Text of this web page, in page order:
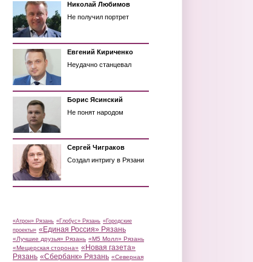
Николай Любимов
Не получил портрет
Евгений Кириченко
Неудачно станцевал
Борис Ясинский
Не понят народом
Сергей Чиграков
Создал интригу в Рязани
«Атрон» Рязань «Глобус» Рязань «Городские
проекты» «Единая Россия» Рязань
«Лучшие друзья» Рязань «М5 Молл» Рязань
«Мещерская сторона» «Новая газета»
Рязань «Сбербанк» Рязань «Северная